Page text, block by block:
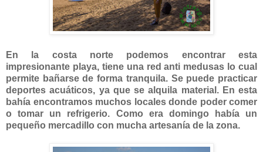
En la costa norte podemos encontrar esta
impresionante playa, tiene una red anti medusas lo cual
permite bañarse de forma tranquila. Se puede practicar
deportes acuáticos, ya que se alquila material. En esta
bahía encontramos muchos locales donde poder comer
o tomar un refrigerio. Como era domingo había un
pequeño mercadillo con mucha artesanía de la zona.